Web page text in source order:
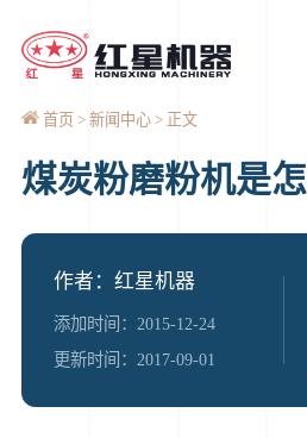
首页 新闻中心 正文
煤炭粉磨粉机是
作者：红星机器
添加时间：2015-12-24
更新时间：2017-09-01